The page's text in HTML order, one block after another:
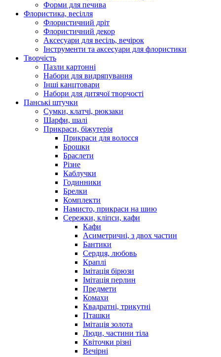
Форми для печива
Флористика, весілля
Флористичний дріт
Флористичний декор
Аксесуари для весіль, вечірок
Інструменти та аксесуари для флористики
Творчість
Пазли картонні
Набори для видряпування
Інші канцтовари
Набори для дитячої творчості
Панські штучки
Сумки, клатчі, рюкзаки
Шарфи, шалі
Прикраси, біжутерія
Прикраси для волосся
Брошки
Браслети
Різне
Каблучки
Годинники
Брелки
Комплекти
Намисто, прикраси на шию
Сережки, кліпси, кафи
Кафи
Асиметричні, з двох частин
Бантики
Сердця, любовь
Краплі
Імітація бірюзи
Імітація перлин
Предмети
Комахи
Квадратні, трикутні
Пташки
Імітація золота
Люди, частини тіла
Квіточки різні
Вечірні